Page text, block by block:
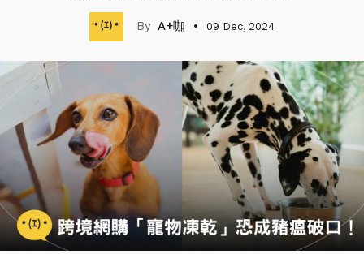
A+咖 09 Dec, 2024